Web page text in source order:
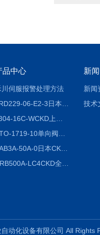
品中心
川伺服报警处理方法
SAB3A-50A-0日本CKD全国授权代理
新
新闻
技术
自动化设备有限公司 All